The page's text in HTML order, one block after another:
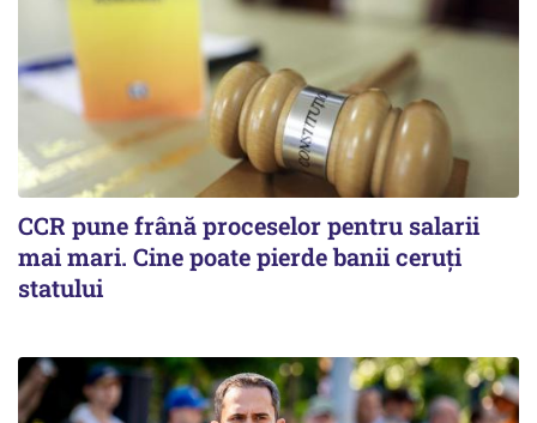
CCR pune frână proceselor pentru salarii
mai mari. Cine poate pierde banii ceruți
statului